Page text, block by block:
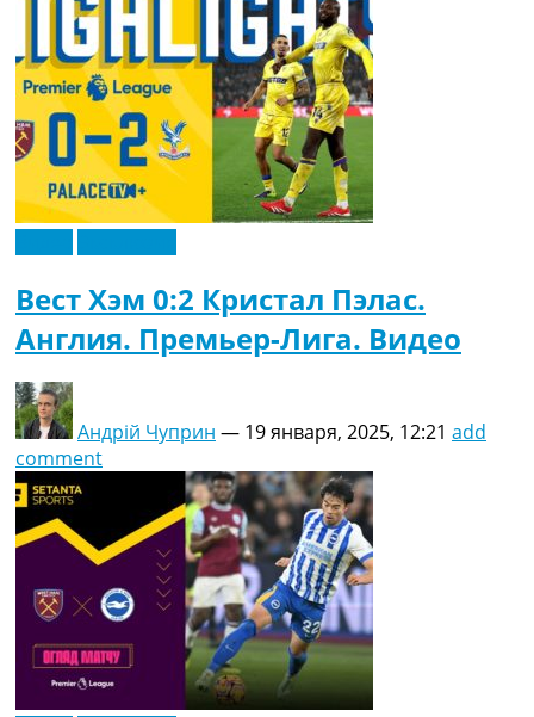
Вест Хэм 0:2 Кристал Пэлас.
Англия. Премьер-Лига. Видео
Андрій Чуприн — 19 января, 2025, 12:21 add
comment